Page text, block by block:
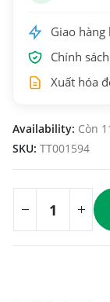
Giao
Chính
Xuất hóa
Availability: Còn
SKU: TT001594